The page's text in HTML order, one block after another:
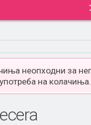
неопходни за
на колачиња.